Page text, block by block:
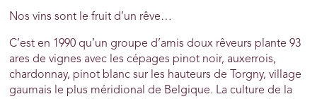
Nos vins sont le fruit d’un rêve…
C’est en 1990 qu’un groupe d’amis doux rêveurs plante 93
ares de vignes avec les cépages pinot noir, auxerrois,
chardonnay, pinot blanc sur les hauteurs de Torgny, village
gaumais le plus méridional de Belgique. La culture de la